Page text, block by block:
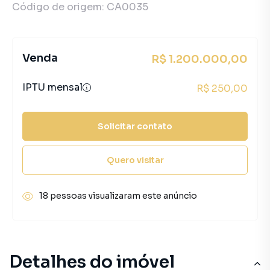
Detalhes do imóvel
Código de origem: CA0035
Venda R$ 1.200.000,00
IPTU mensal R$ 250,00
Solicitar contato
Quero visitar
18 pessoas visualizaram este anúncio